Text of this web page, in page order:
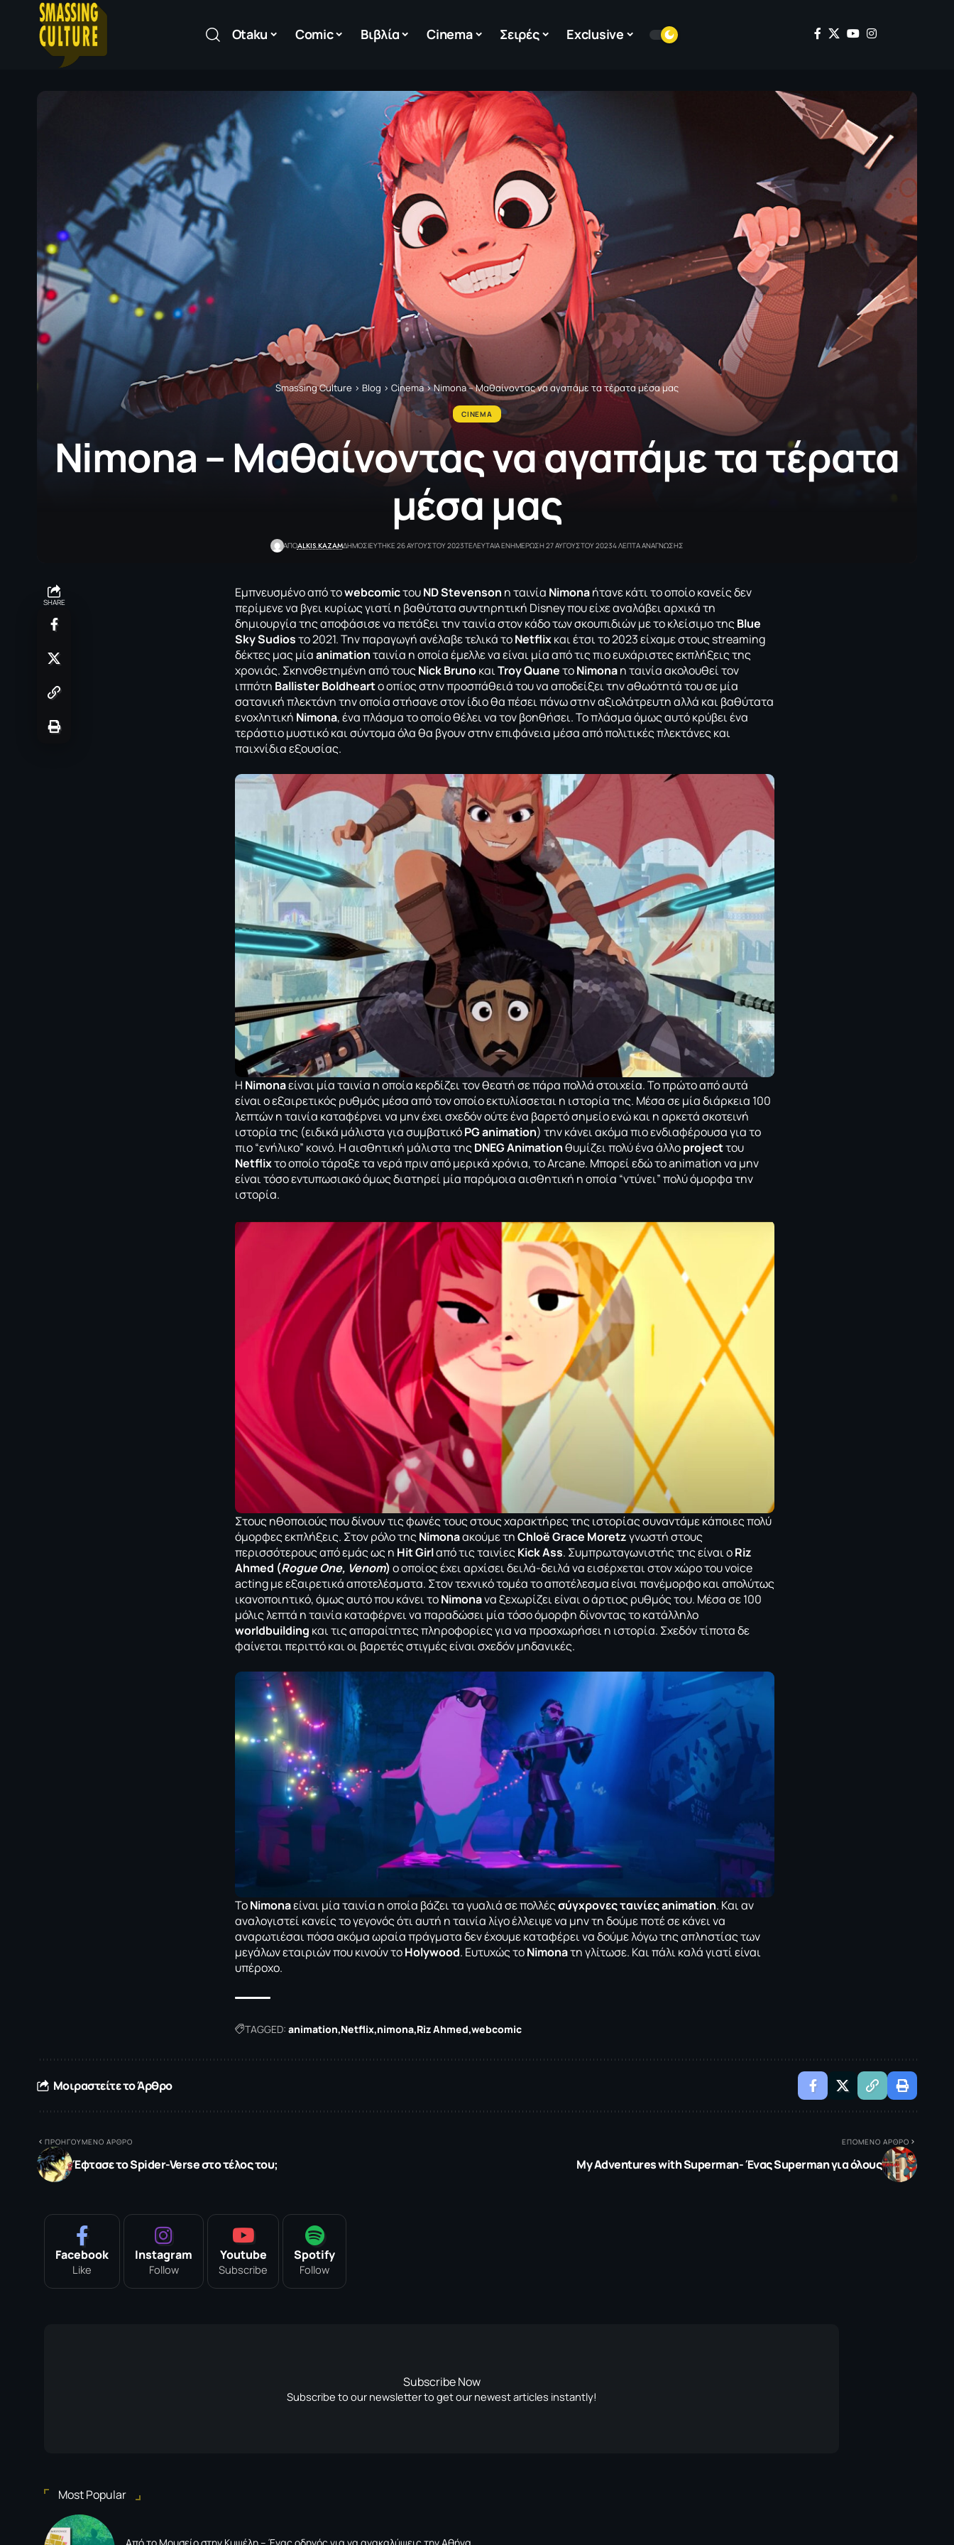
Otaku Comic Βιβλία Cinema Σειρές Exclusive
Smassing Culture > Blog > Cinema>Nimona – Μαθαίνοντας να αγαπάμε τα τέρατα μέσα μας
CINEMA
Nimona – Μαθαίνοντας να αγαπάμε τα τέρατα
μέσα μας
ΑΠΟALKIS.KAZAMΔΗΜΟΣΙΕΥΤΗΚΕ 26 ΑΥΓΟΥΣΤΟΥ 2023ΤΕΛΕΥΤΑΙΑ ΕΝΗΜΕΡΩΣΗ 27 ΑΥΓΟΥΣΤΟΥ 20234 ΛΕΠΤΑ ΑΝΑΓΝΩΣΗΣ
SHARE
Εμπνευσμένο από τοwebcomicτουND Stevenson η ταινία Nimonaήτανε κάτι το οποίο κανείς δεν
περίμενε να βγει κυρίως γιατί η βαθύτατα συντηρητική Disney που είχε αναλάβει αρχικά τη
δημιουργία της αποφάσισε να πετάξει την ταινία στον κάδο των σκουπιδιών με το κλείσιμο τηςBlue
Sky Sudiosτο 2021. Την παραγωγή ανέλαβε τελικά τοNetflixκαι έτσι το 2023 είχαμε στους streaming
δέκτες μας μίαanimationταινία η οποία έμελλε να είναι μία από τις πιο ευχάριστες εκπλήξεις της
χρονιάς. Σκηνοθετημένη από τουςNick BrunoκαιTroy QuaneτοNimonaη ταινία ακολουθεί τον
ιππότη Ballister Boldheartο οπίος στην προσπάθειά του να αποδείξει την αθωότητά του σε μία
σατανική πλεκτάνη την οποία στήσανε στον ίδιο θα πέσει πάνω στην αξιολάτρευτη αλλά και βαθύτατα
ενοχλητική Nimona, ένα πλάσμα το οποίο θέλει να τον βοηθήσει. Το πλάσμα όμως αυτό κρύβει ένα
τεράστιο μυστικό και σύντομα όλα θα βγουν στην επιφάνεια μέσα από πολιτικές πλεκτάνες και
παιχνίδια εξουσίας.
Η Nimonaείναι μία ταινία η οποία κερδίζει τον θεατή σε πάρα πολλά στοιχεία. Το πρώτο από αυτά
είναι ο εξαιρετικός ρυθμός μέσα από τον οποίο εκτυλίσσεται η ιστορία της. Μέσα σε μία διάρκεια 100
λεπτών η ταινία καταφέρνει να μην έχει σχεδόν ούτε ένα βαρετό σημείο ενώ και η αρκετά σκοτεινή
ιστορία της (ειδικά μάλιστα για συμβατικόPG animation) την κάνει ακόμα πιο ενδιαφέρουσα για το
πιο “ενήλικο” κοινό. Η αισθητική μάλιστα τηςDNEG Animationθυμίζει πολύ ένα άλλοprojectτου
Netflixτο οποίο τάραξε τα νερά πριν από μερικά χρόνια, τοArcane. Μπορεί εδώ το animation να μην
είναι τόσο εντυπωσιακό όμως διατηρεί μία παρόμοια αισθητική η οποία “ντύνει” πολύ όμορφα την
ιστορία.
Στους ηθοποιούς που δίνουν τις φωνές τους στους χαρακτήρες της ιστορίας συναντάμε κάποιες πολύ
όμορφες εκπλήξεις. Στον ρόλο τηςNimonaακούμε τηChloë Grace Moretzγνωστή στους
περισσότερους από εμάς ως η Hit Girlαπό τις ταινίεςKick Ass. Συμπρωταγωνιστής της είναι οRiz
Ahmed (Rogue One, Venom) ο οποίος έχει αρχίσει δειλά-δειλά να εισέρχεται στον χώρο του voice
acting με εξαιρετικά αποτελέσματα. Στον τεχνικό τομέα το αποτέλεσμα είναι πανέμορφο και απολύτως
ικανοποιητικό, όμως αυτό που κάνει τοNimonaνα ξεχωρίζει είναι ο άρτιος ρυθμός του. Μέσα σε 100
μόλις λεπτά η ταινία καταφέρνει να παραδώσει μία τόσο όμορφη δίνοντας το κατάλληλο
worldbuilding και τις απαραίτητες πληροφορίες για να προσχωρήσει η ιστορία. Σχεδόν τίποτα δε
φαίνεται περιττό και οι βαρετές στιγμές είναι σχεδόν μηδανικές.
ΤοNimonaείναι μία ταινία η οποία βάζει τα γυαλιά σε πολλέςσύγχρονες ταινίες animation. Και αν
αναλογιστεί κανείς το γεγονός ότι αυτή η ταινία λίγο έλλειψε να μην τη δούμε ποτέ σε κάνει να
αναρωτιέσαι πόσα ακόμα ωραία πράγματα δεν έχουμε καταφέρει να δούμε λόγω της απληστίας των
μεγάλων εταιριών που κινούν τοHolywood. Ευτυχώς τοNimonaτη γλίτωσε. Και πάλι καλά γιατί είναι
υπέροχο.
TAGGED: animation Netflix nimona Riz Ahmed webcomic
Μοιραστείτε το Άρθρο
ΠΡΟΗΓΟΥΜΕΝΟ ΑΡΘΡΟ
Έφτασε το Spider-Verse στο τέλος του;
ΕΠΟΜΕΝΟ ΑΡΘΡΟ
My Adventures with Superman- Ένας Superman για όλους
Facebook
Like
Instagram
Follow
Youtube
Subscribe
Spotify
Follow
Subscribe Now
Subscribe to our newsletter to get our newest articles instantly!
Most Popular